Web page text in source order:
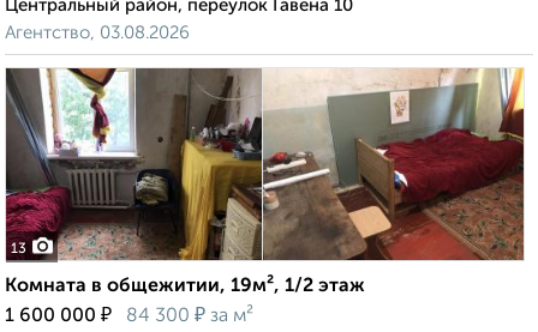
Центральный район, переулок Гавена 10
Агентство, 03.08.2026
13
Комната в общежитии, 19м², 1/2 этаж
1 600 000 ₽ 84 300 ₽ за м²